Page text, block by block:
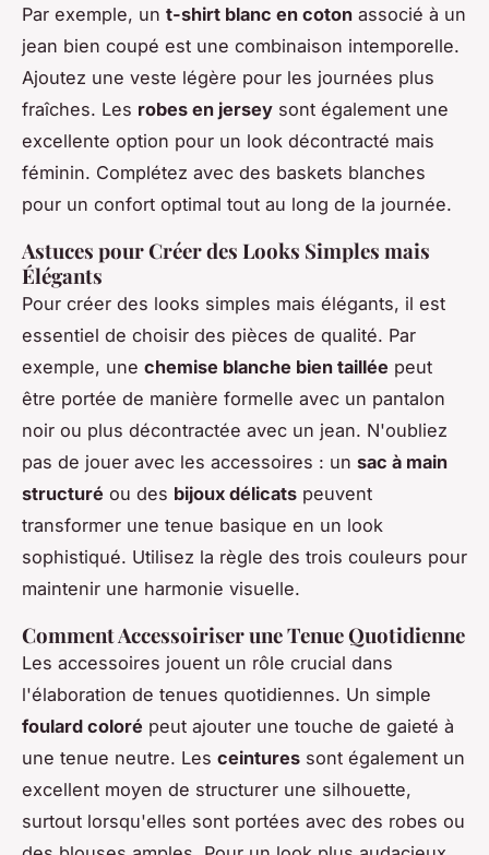
Par exemple, un t-shirt blanc en coton associé à un
jean bien coupé est une combinaison intemporelle.
Ajoutez une veste légère pour les journées plus
fraîches. Les robes en jersey sont également une
excellente option pour un look décontracté mais
féminin. Complétez avec des baskets blanches
pour un confort optimal tout au long de la journée.
Astuces pour Créer des Looks Simples mais
Élégants
Pour créer des looks simples mais élégants, il est
essentiel de choisir des pièces de qualité. Par
exemple, une chemise blanche bien taillée peut
être portée de manière formelle avec un pantalon
noir ou plus décontractée avec un jean. N'oubliez
pas de jouer avec les accessoires : un sac à main
structuré ou des bijoux délicats peuvent
transformer une tenue basique en un look
sophistiqué. Utilisez la règle des trois couleurs pour
maintenir une harmonie visuelle.
Comment Accessoiriser une Tenue Quotidienne
Les accessoires jouent un rôle crucial dans
l'élaboration de tenues quotidiennes. Un simple
foulard coloré peut ajouter une touche de gaieté à
une tenue neutre. Les ceintures sont également un
excellent moyen de structurer une silhouette,
surtout lorsqu'elles sont portées avec des robes ou